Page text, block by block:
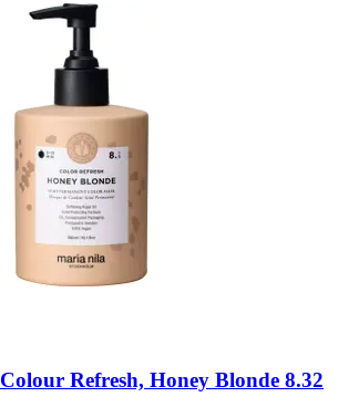
Colour Refresh, Honey Blonde 8.32